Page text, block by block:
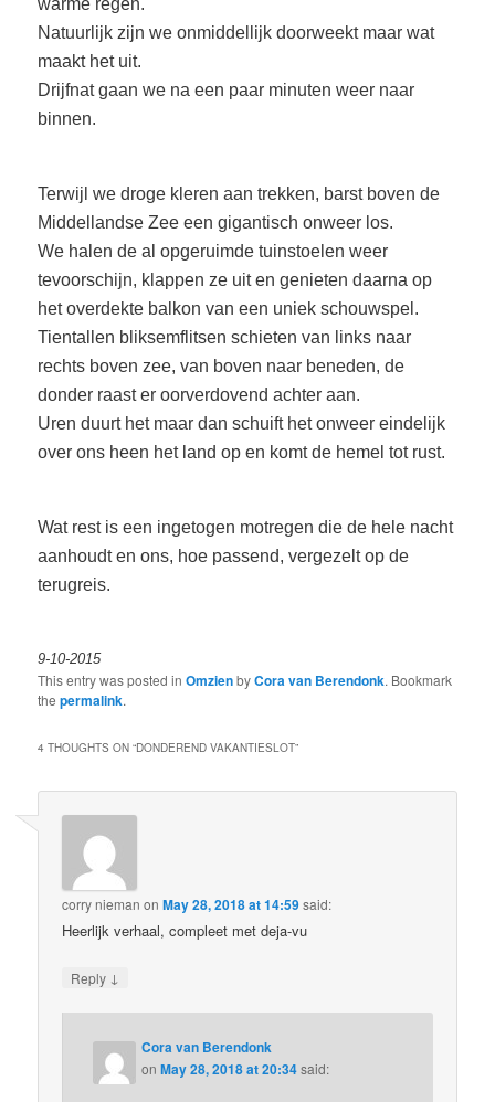
Natuurlijk zijn we onmiddellijk doorweekt maar wat
maakt het uit.
Drijfnat gaan we na een paar minuten weer naar
binnen.
Terwijl we droge kleren aan trekken, barst boven de
Middellandse Zee een gigantisch onweer los.
We halen de al opgeruimde tuinstoelen weer
tevoorschijn, klappen ze uit en genieten daarna op
het overdekte balkon van een uniek schouwspel.
Tientallen bliksemflitsen schieten van links naar
rechts boven zee, van boven naar beneden, de
donder raast er oorverdovend achter aan.
Uren duurt het maar dan schuift het onweer eindelijk
over ons heen het land op en komt de hemel tot rust.
Wat rest is een ingetogen motregen die de hele nacht
aanhoudt en ons, hoe passend, vergezelt op de
terugreis.
9-10-2015
This entry was posted inOmzienbyCora van Berendonk. Bookmark
thepermalink.
4 THOUGHTS ON “DONDEREND VAKANTIESLOT”
corry nieman onMay 28, 2018 at 14:59said:
Heerlijk verhaal, compleet met deja-vu
Reply ↓
Cora van Berendonk
onMay 28, 2018 at 20:34said: